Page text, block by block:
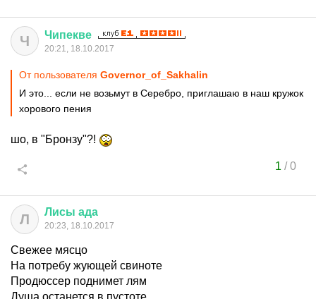
Ч Чипекве
20:21, 18.10.2017
От пользователя Governor_of_Sakhalin
И это... если не возьмут в Серебро, приглашаю в наш кружок
хорового пения
шо, в "Бронзу"?!
1 /0
Л Лисы ада
20:23, 18.10.2017
Свежее мясцо
На потребу жующей свиноте
Продюссер поднимет лям
Душа останется в пустоте